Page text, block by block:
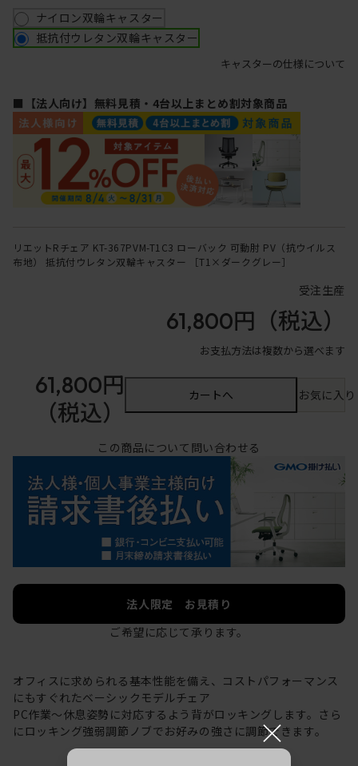
ナイロン双輪キャスター
抵抗付ウレタン双輪キャスター
キャスターの仕様について
■【法人向け】無料見積・4台以上まとめ割対象商品
リエットRチェア KT-367PVM-T1C3 ローバック 可動肘 PV（抗ウイルス
布地） 抵抗付ウレタン双輪キャスター ［T1×ダークグレー］
受注生産
61,800円 （税込）
お支払方法は複数から選べます
61,800円
（税込）
カートへ お気に入
この商品について問い合わせる
法人限定 お見積り
ご希望に応じて承ります。
オフィスに求められる基本性能を備え、コストパフォーマンス
にもすぐれたベーシックモデルチェア
PC作業～休息姿勢に対応するよう背がロッキングします。さら
にロッキング強弱調節ノブでお好みの強さに調節できます。
×